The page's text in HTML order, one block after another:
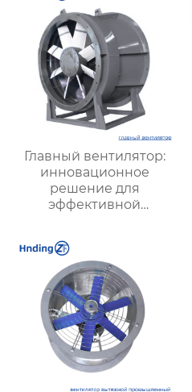
Главный вентилятор:
инновационное
решение для
эффективной
оптимизации работы